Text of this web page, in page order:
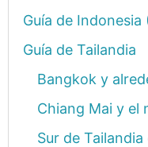
Guía de Indonesia
Guía de Tailandia
Bangkok y
Chiang Mai y el
Sur de Tailandia